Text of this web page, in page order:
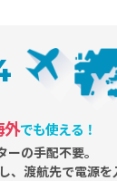
外でも使える！
の手配不要。
、渡航先で電源を